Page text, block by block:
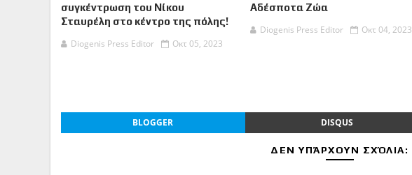
συγκέντρωση του Νίκου
Σταυρέλη στο κέντρο της πόλης!
Diogenis Press Editor
Οκτ 05, 2023
Αδέσποτα Ζώα
Diogenis Press Editor
Οκτ 04, 2023
BLOGGER DISQUS
ΔΕΝ ΥΠΆΡΧΟΥΝ ΣΧΌΛΙΑ: